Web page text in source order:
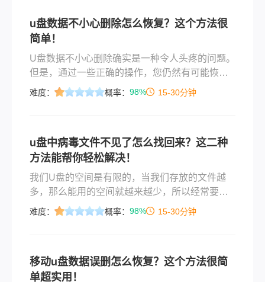
u盘数据不小心删除怎么恢复？这个方法很
简单！
U盘数据不小心删除确实是一种令人头疼的问题。
但是，通过一些正确的操作，您仍然有可能恢复U
盘中的数据。下面是一篇关于u盘数据不小心删除
难度： 概率： 98% 15-30分钟
u盘中病毒文件不见了怎么找回来？这二种
方法能帮你轻松解决！
我们U盘的空间是有限的，当我们存放的文件越
多，那么能用的空间就越来越少，所以经常要我
们去清理一些过期不用的文件，从而空出一些空
u盘中病毒文件不见了怎么找回来的详情，下面来
看看吧。
难度： 概率： 98% 15-30分钟
移动u盘数据误删怎么恢复？这个方法很简
单超实用！